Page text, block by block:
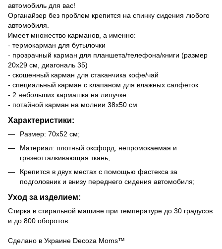
автомобиль для вас!
Органайзер без проблем крепится на спинку сидения любого
автомобиля.
Имеет множество карманов, а именно:
- термокарман для бутылочки
- прозрачный карман для планшета/телефона/книги (размер
20х29 см, диагональ 35)
- скошенный карман для стаканчика кофе/чай
- специальный карман с клапаном для влажных салфеток
- 2 небольших кармашка на липучке
- потайной карман на молнии 38х50 см
Характеристики:
Размер: 70х52 см;
Материал: плотный оксфорд, непромокаемая и
грязеотталкивающая ткань;
Крепится в двух местах с помощью фастекса за
подголовник и внизу переднего сидения автомобиля;
Уход за изделием:
Стирка в стиральной машине при температуре до 30 градусов
и до 800 оборотов.
Сделано в Украине Decoza Moms™